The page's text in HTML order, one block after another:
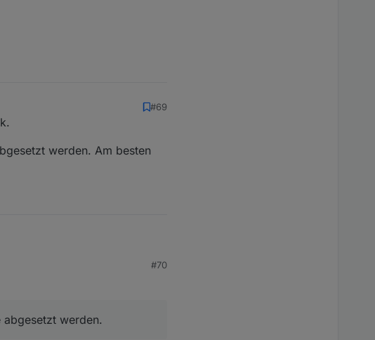
#69
werden. Am besten
werden. Am besten mit einem#70
werden.